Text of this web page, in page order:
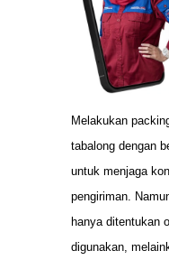
Melakukan
tabalong dengan
untuk menjaga
pengiriman.
hanya ditentukan
digunakan,